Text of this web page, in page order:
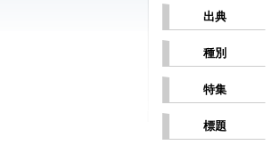
出典
種別
特集
標題